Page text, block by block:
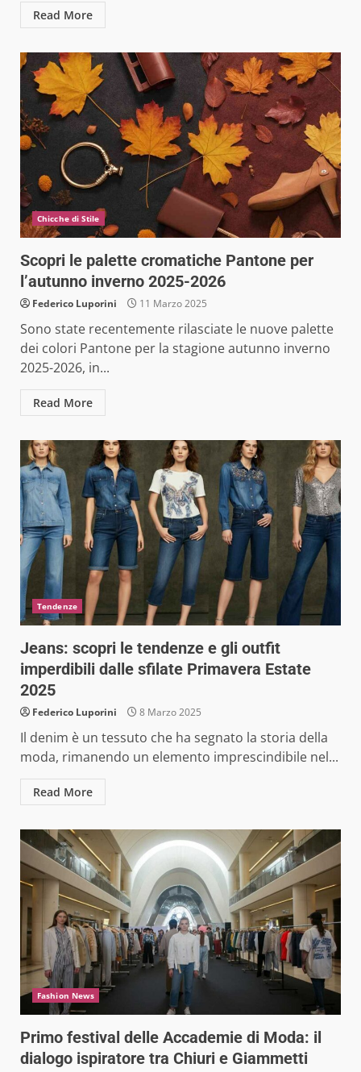
Read More
Chicche di Stile
Scopri le palette cromatiche Pantone per
l’autunno inverno 2025-2026
Federico Luporini 11 Marzo 2025
Sono state recentemente rilasciate le nuove palette
dei colori Pantone per la stagione autunno inverno
2025-2026, in...
Read More
Tendenze
Jeans: scopri le tendenze e gli outfit
imperdibili dalle sfilate Primavera Estate
2025
Federico Luporini 8 Marzo 2025
Il denim è un tessuto che ha segnato la storia della
moda, rimanendo un elemento imprescindibile nel...
Read More
Fashion News
Primo festival delle Accademie di Moda: il
dialogo ispiratore tra Chiuri e Giammetti